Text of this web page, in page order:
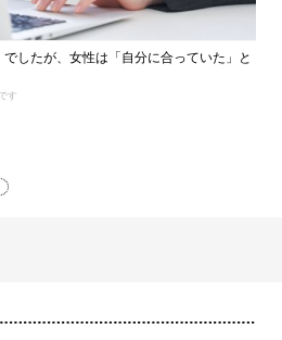
したが、女性は「自分に合っていた」と
す